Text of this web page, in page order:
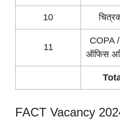
10
11
COPA
ऑफिस
FACT Vacancy